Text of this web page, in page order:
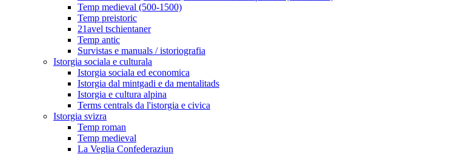
Temp medieval (500-1500)
Temp preistoric
21avel tschientaner
Temp antic
Survistas e manuals / istoriografia
Istorgia sociala e culturala
Istorgia sociala ed economica
Istorgia dal mintgadi e da mentalitads
Istorgia e cultura alpina
Terms centrals da l'istorgia e civica
Istorgia svizra
Temp roman
Temp medieval
La Veglia Confederaziun